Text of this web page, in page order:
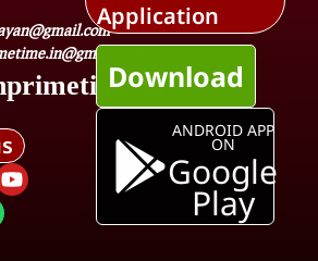
Application
Download
ANDROID APP
ON
Google
Play